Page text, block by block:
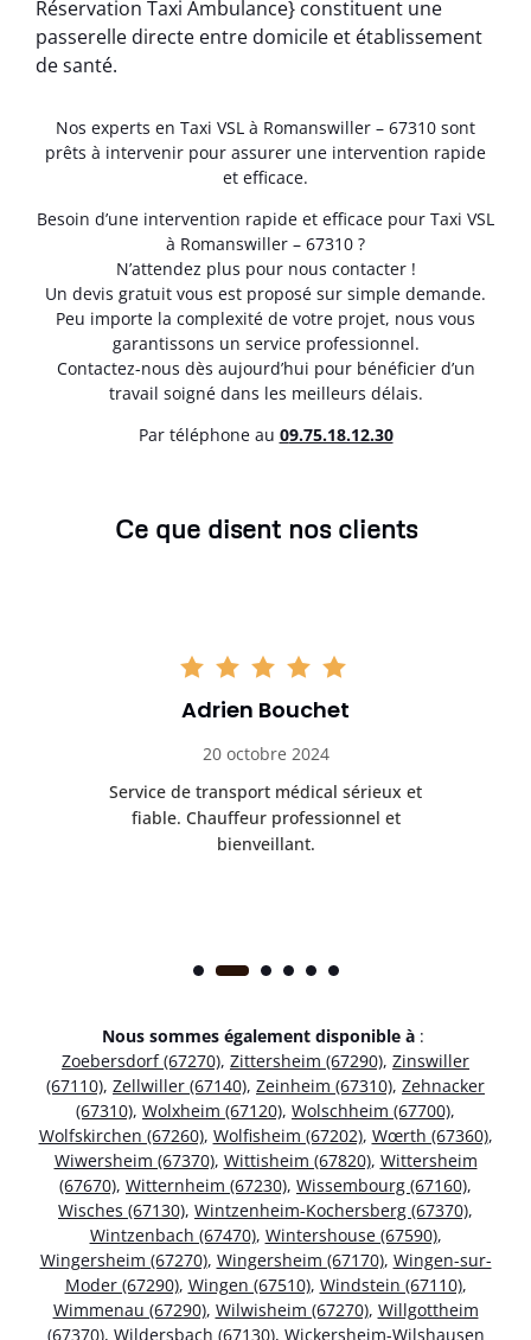
Réservation Taxi Ambulance} constituent une
passerelle directe entre domicile et établissement
de santé.
Nos experts en Taxi VSL à Romanswiller – 67310 sont
prêts à intervenir pour assurer une intervention rapide
et efficace.
Besoin d’une intervention rapide et efficace pour Taxi VSL
à Romanswiller – 67310 ?
N’attendez plus pour nous contacter !
Un devis gratuit vous est proposé sur simple demande.
Peu importe la complexité de votre projet, nous vous
garantissons un service professionnel.
Contactez-nous dès aujourd’hui pour bénéficier d’un
travail soigné dans les meilleurs délais.
Par téléphone au 09.75.18.12.30
Ce que disent nos clients
Adrien Bouchet
20 octobre 2024
Service de transport médical sérieux et
fiable. Chauffeur professionnel et
bienveillant.
Nous sommes également disponible à :
Zoebersdorf (67270), Zittersheim (67290), Zinswiller
(67110), Zellwiller (67140), Zeinheim (67310), Zehnacker
(67310), Wolxheim (67120), Wolschheim (67700),
Wolfskirchen (67260), Wolfisheim (67202), Wœrth (67360),
Wiwersheim (67370), Wittisheim (67820), Wittersheim
(67670), Witternheim (67230), Wissembourg (67160),
Wisches (67130), Wintzenheim-Kochersberg (67370),
Wintzenbach (67470), Wintershouse (67590),
Wingersheim (67270), Wingersheim (67170), Wingen-sur-
Moder (67290), Wingen (67510), Windstein (67110),
Wimmenau (67290), Wilwisheim (67270), Willgottheim
(67370), Wildersbach (67130), Wickersheim-Wilshausen